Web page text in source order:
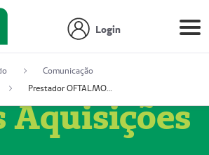
Login
Comunicação
Prestador OFTALMOCLÍNICA SÃO GONÇALO (55004164-2)
Aquisições